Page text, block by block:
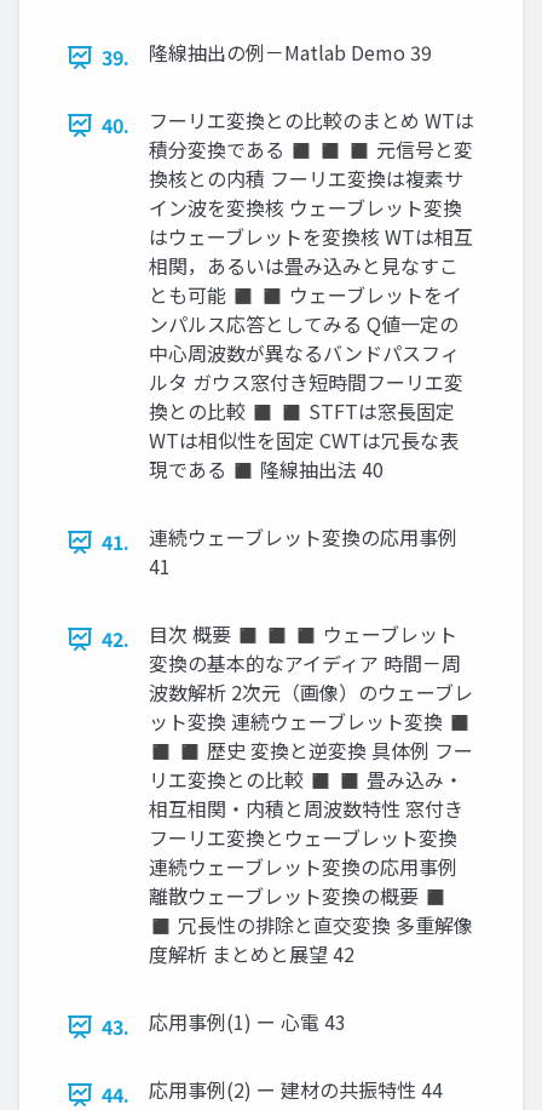
39. 隆線抽出の例－Matlab Demo 39
40.
フーリエ変換との比較のまとめ WTは
積分変換である ◼ ◼ ◼ 元信号と変
換核との内積 フーリエ変換は複素サ
イン波を変換核 ウェーブレット変換
はウェーブレットを変換核 WTは相互
相関，あるいは畳み込みと見なすこ
とも可能 ◼ ◼ ウェーブレットをイ
ンパルス応答としてみる Q値一定の
中心周波数が異なるバンドパスフィ
ルタ ガウス窓付き短時間フーリエ変
換との比較 ◼ ◼ STFTは窓長固定
WTは相似性を固定 CWTは冗長な表
現である ◼ 隆線抽出法 40
41.
連続ウェーブレット変換の応用事例
41
42.
目次 概要 ◼ ◼ ◼ ウェーブレット
変換の基本的なアイディア 時間－周
波数解析 2次元（画像）のウェーブレ
ット変換 連続ウェーブレット変換 ◼
◼ ◼ 歴史 変換と逆変換 具体例 フー
リエ変換との比較 ◼ ◼ 畳み込み・
相互相関・内積と周波数特性 窓付き
フーリエ変換とウェーブレット変換
連続ウェーブレット変換の応用事例
離散ウェーブレット変換の概要 ◼
◼ 冗長性の排除と直交変換 多重解像
度解析 まとめと展望 42
43. 応用事例(1) ー 心電 43
44. 応用事例(2) ー 建材の共振特性 44